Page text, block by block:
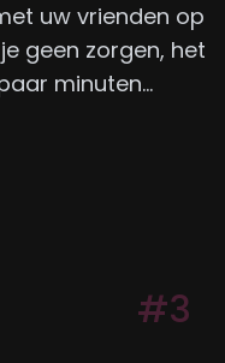
uw vrienden op
geen zorgen, het
minuten...
#3